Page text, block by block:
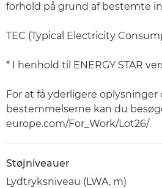
forhold på grund af bestemte
TEC (Typical Electricity
* I henhold til ENERGY STAR
For at få yderligere oplysninger
bestemmelserne kan du
europe.com/For_Work/Lot26/
Støjniveauer
Lydtryksniveau (LWA, m)